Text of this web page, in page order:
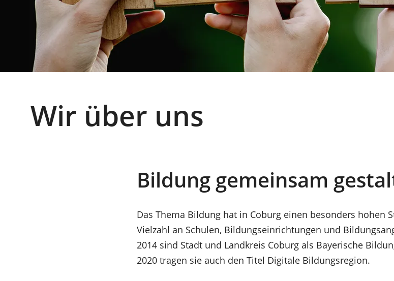
Wir über uns
Bildung gemeinsam
Das Thema Bildung hat in Coburg einen besonders hohen
Vielzahl an Schulen, Bildungseinrichtungen und
2014 sind Stadt und Landkreis Coburg als Bayerische
2020 tragen sie auch den Titel Digitale Bildungsregion.